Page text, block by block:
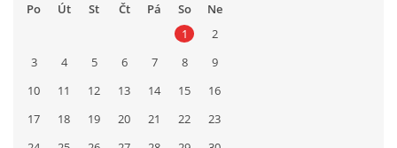
Po
Út St Čt Pá So
Ne
1
2
3
4 5 6 7 8
9
10
11 12 13 14 15
16
17
18 19 20 21 22
23